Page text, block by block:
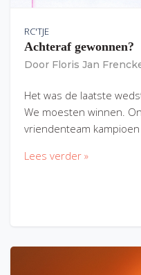
RC'TJE
Achteraf gewonnen?
Door Floris Jan
Het was de laatste
We moesten winnen.
vriendenteam kampioen
Lees verder »